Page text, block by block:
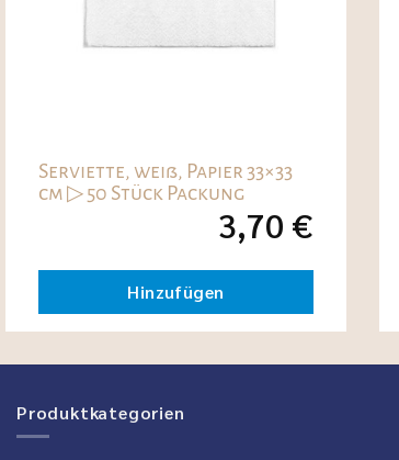
Serviette, weiß, Papier 33×33
cm ▷ 50 Stück Packung
3,70 €
Hinzufügen
Produktkategorien